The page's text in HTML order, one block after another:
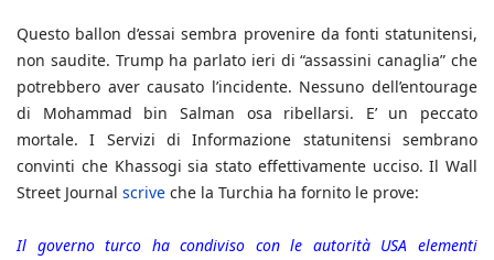
Questo ballon d’essai sembra provenire da fonti statunitensi,
non saudite. Trump ha parlato ieri di “assassini canaglia” che
potrebbero aver causato l’incidente. Nessuno dell’entourage
di Mohammad bin Salman osa ribellarsi. E’ un peccato
mortale. I Servizi di Informazione statunitensi sembrano
convinti che Khassogi sia stato effettivamente ucciso. Il Wall
Street Journal scrive che la Turchia ha fornito le prove:
Il governo turco ha condiviso con le autorità USA elementi